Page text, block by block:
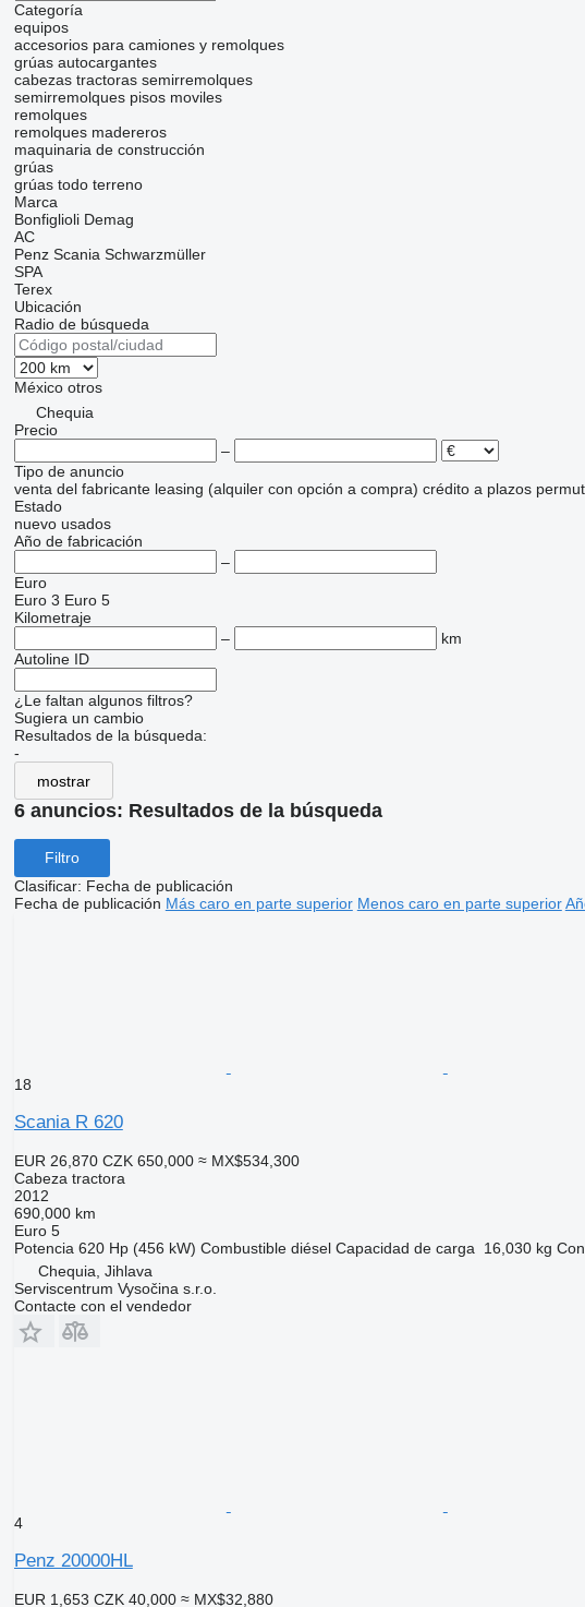
Categoría
equipos
accesorios para camiones y remolques
grúas autocargantes
cabezas tractoras semirremolques
semirremolques pisos moviles
remolques
remolques madereros
maquinaria de construcción
grúas
grúas todo terreno
Marca
Bonfiglioli Demag
AC
Penz Scania Schwarzmüller
SPA
Terex
Ubicación
Radio de búsqueda
México otros
Chequia
Precio
–
Tipo de anuncio
venta del fabricante leasing (alquiler con opción a compra) crédito a plazos
Estado
nuevo usados
Año de fabricación
–
Euro
Euro 3 Euro 5
Kilometraje
–
km
Autoline ID
¿Le faltan algunos filtros?
Sugiera un cambio
Resultados de la búsqueda:
-
mostrar
6 anuncios: Resultados de la búsqueda
Filtro
Clasificar: Fecha de publicación
Fecha de publicación Más caro en parte superior Menos caro en parte superior
18
Scania R 620
EUR 26,870 CZK 650,000 ≈ MX$534,300
Cabeza tractora
2012
690,000 km
Euro 5
Potencia 620 Hp (456 kW) Combustible diésel Capacidad de carga 16,030 kg
Chequia, Jihlava
Serviscentrum Vysočina s.r.o.
Contacte con el vendedor
4
Penz 20000HL
EUR 1,653 CZK 40,000 ≈ MX$32,880